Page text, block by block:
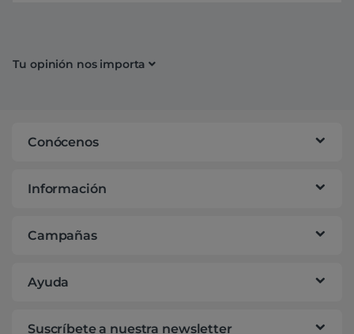
Tu opinión nos importa
Conócenos
Información
Campañas
Ayuda
Suscríbete a nuestra newsletter